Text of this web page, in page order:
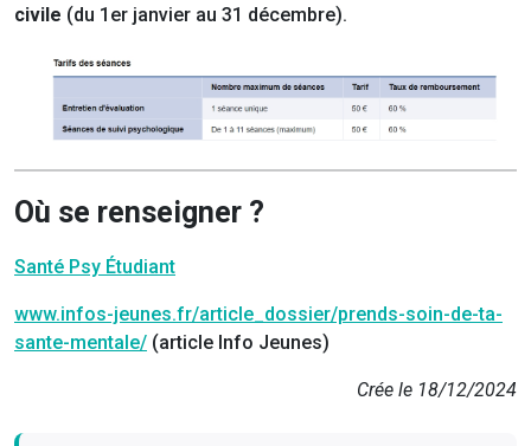
civile (du 1er janvier au 31 décembre).
Où se renseigner ?
Santé Psy Étudiant
www.infos-jeunes.fr/article_dossier/prends-soin-de-ta-
sante-mentale/ (article Info Jeunes)
Crée le 18/12/2024